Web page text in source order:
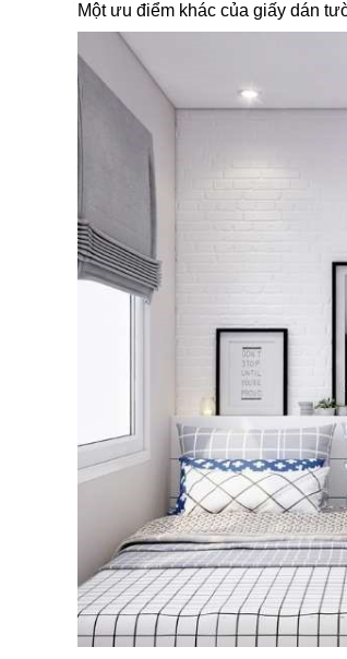
Một ưu điểm khác của giấy dán